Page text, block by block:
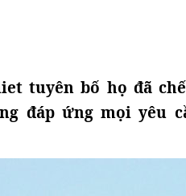
tuyên bố họ đã
đáp ứng mọi yêu